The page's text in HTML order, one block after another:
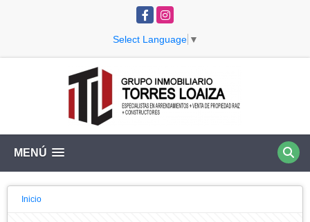
FacebookInstagram
Select Language ▼
MENÚ
Inicio